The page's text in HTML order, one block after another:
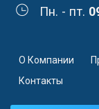
Пн. - пт.
О Компании
Контакты